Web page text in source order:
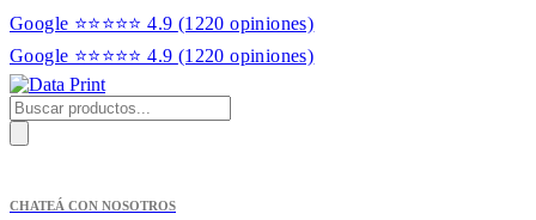
Google ⭐⭐⭐⭐⭐ 4.9 (1220 opiniones)
Google ⭐⭐⭐⭐⭐ 4.9 (1220 opiniones)
Products
search
CHATEÁ CON NOSOTROS